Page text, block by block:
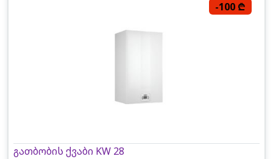
-100 ₾
გათბობის ქვაბი KW 28